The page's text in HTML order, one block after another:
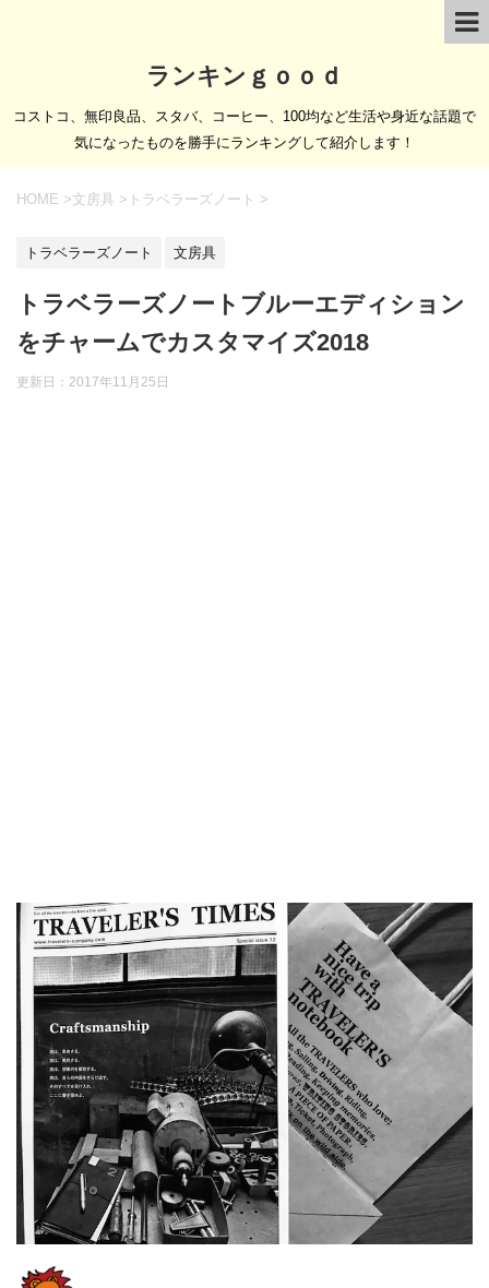
ランキンｇｏｏｄ
コストコ、無印良品、スタバ、コーヒー、100均など生活や身近な話題で
気になったものを勝手にランキングして紹介します！
HOME >文房具 > トラベラーズノート >
トラベラーズノート 文房具
トラベラーズノートブルーエディション
をチャームでカスタマイズ2018
更新日： 2017年11月25日